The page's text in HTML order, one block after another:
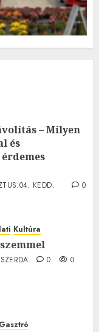
– Milyen
és
KEDD.
0
Kultúra
0 0
Gasztró